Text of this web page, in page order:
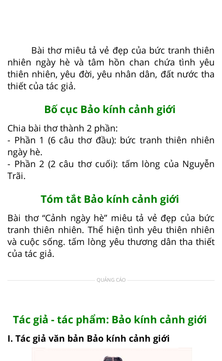
Bài thơ miêu tả vẻ đẹp của bức tranh thiên
nhiên ngày hè và tâm hồn chan chứa tình yêu
thiên nhiên, yêu đời, yêu nhân dân, đất nước tha
thiết của tác giả.
Bố cục Bảo kính cảnh giới
Chia bài thơ thành 2 phần:
- Phần 1 (6 câu thơ đầu): bức tranh thiên nhiên
ngày hè.
- Phần 2 (2 câu thơ cuối): tấm lòng của Nguyễn
Trãi.
Tóm tắt Bảo kính cảnh giới
Bài thơ “Cảnh ngày hè” miêu tả vẻ đẹp của bức
tranh thiên nhiên. Thể hiện tình yêu thiên nhiên
và cuộc sống. tấm lòng yêu thương dân tha thiết
của tác giả.
QUẢNG CÁO
Tác giả - tác phẩm: Bảo kính cảnh giới
I. Tác giả văn bản Bảo kính cảnh giới